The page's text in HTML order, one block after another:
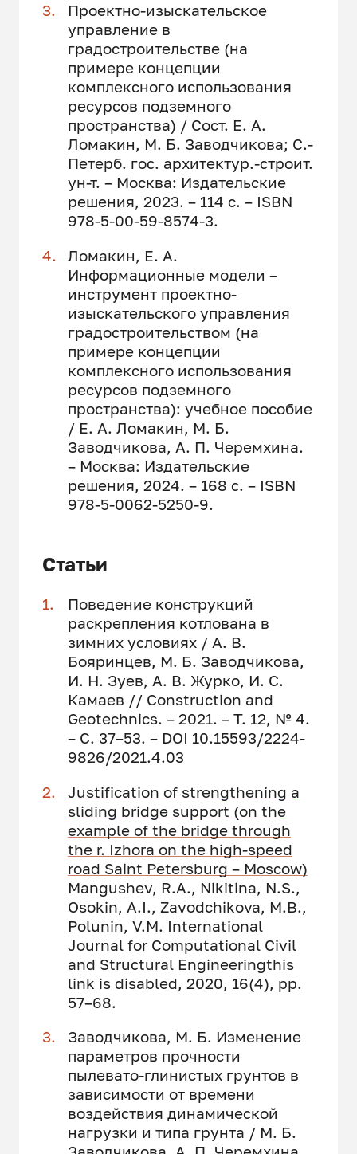
Проектно-изыскательское
управление в
градостроительстве (на
примере концепции
комплексного использования
ресурсов подземного
пространства) / Сост. Е. А.
Ломакин, М. Б. Заводчикова; С.-
Петерб. гос. архитектур.-строит.
ун-т. – Москва: Издательские
решения, 2023. – 114 с. – ISBN
978-5-00-59-8574-3.
Ломакин, Е. А.
Информационные модели –
инструмент проектно-
изыскательского управления
градостроительством (на
примере концепции
комплексного использования
ресурсов подземного
пространства): учебное пособие
/ Е. А. Ломакин, М. Б.
Заводчикова, А. П. Черемхина.
– Москва: Издательские
решения, 2024. – 168 с. – ISBN
978-5-0062-5250-9.
Статьи
Поведение конструкций
раскрепления котлована в
зимних условиях / А. В.
Бояринцев, М. Б. Заводчикова,
И. Н. Зуев, А. В. Журко, И. С.
Камаев // Construction and
Geotechnics. – 2021. – Т. 12, № 4.
– С. 37–53. – DOI 10.15593/2224-
9826/2021.4.03
Justification of strengthening a
sliding bridge support (on the
example of the bridge through
the r. Izhora on the high-speed
road Saint Petersburg – Moscow)
Mangushev, R.A., Nikitina, N.S.,
Osokin, A.I., Zavodchikova, M.B.,
Polunin, V.M. International
Journal for Computational Civil
and Structural Engineeringthis
link is disabled, 2020, 16(4), pp.
57–68.
Заводчикова, М. Б. Изменение
параметров прочности
пылевато-глинистых грунтов в
зависимости от времени
воздействия динамической
нагрузки и типа грунта / М. Б.